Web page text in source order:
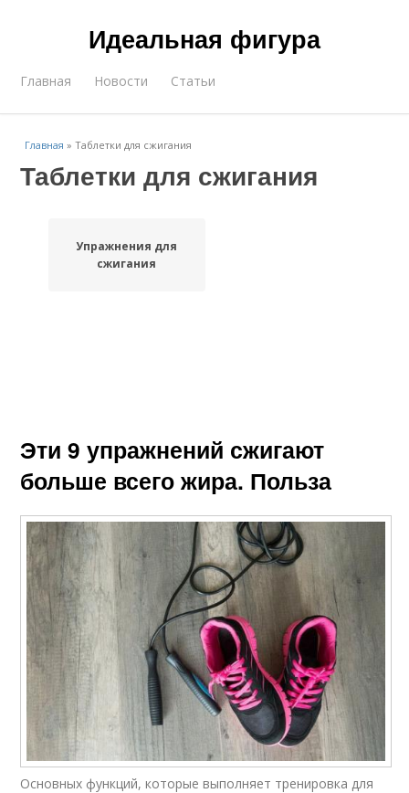
Идеальная фигура
Главная Новости Статьи
Главная »Таблетки для сжигания
Таблетки для сжигания
Упражнения для
сжигания
Эти 9 упражнений сжигают
больше всего жира. Польза
Основных функций, которые выполняет тренировка для